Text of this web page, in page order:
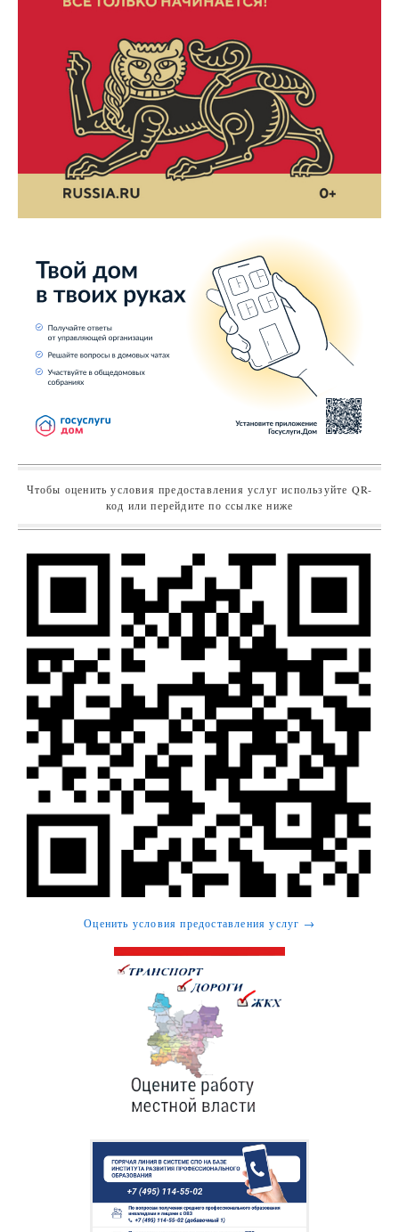
Чтобы оценить условия предоставления услуг используйте QR-
код или перейдите по ссылке ниже
Оценить условия предоставления услуг →